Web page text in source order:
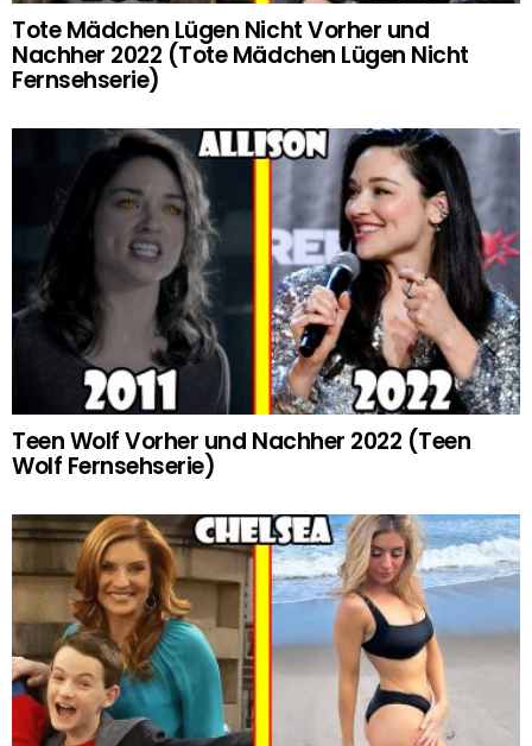
Tote Mädchen Lügen Nicht Vorher und
Nachher 2022 (Tote Mädchen Lügen Nicht
Fernsehserie)
Teen Wolf Vorher und Nachher 2022 (Teen
Wolf Fernsehserie)